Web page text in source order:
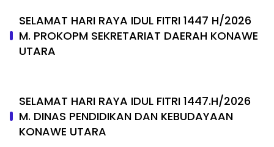
SELAMAT HARI RAYA IDUL FITRI 1447 H/2026
M. PROKOPM SEKRETARIAT DAERAH KONAWE
UTARA
SELAMAT HARI RAYA IDUL FITRI 1447.H/2026
M. DINAS PENDIDIKAN DAN KEBUDAYAAN
KONAWE UTARA